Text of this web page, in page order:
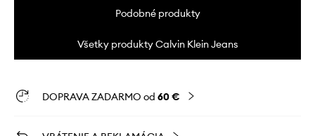
Podobné produkty
Všetky produkty Calvin Klein Jeans
DOPRAVA ZADARMO od 60 €